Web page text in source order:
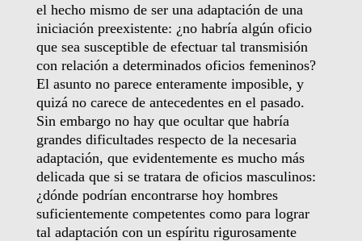
el hecho mismo de ser una adaptación de una
iniciación preexistente: ¿no habría algún oficio
que sea susceptible de efectuar tal transmisión
con relación a determinados oficios femeninos?
El asunto no parece enteramente imposible, y
quizá no carece de antecedentes en el pasado.
Sin embargo no hay que ocultar que habría
grandes dificultades respecto de la necesaria
adaptación, que evidentemente es mucho más
delicada que si se tratara de oficios masculinos:
¿dónde podrían encontrarse hoy hombres
suficientemente competentes como para lograr
tal adaptación con un espíritu rigurosamente